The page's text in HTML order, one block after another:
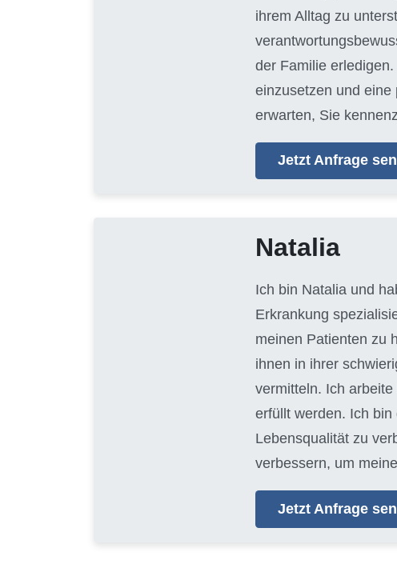
ihrem Alltag zu
der Familie
einzusetzen und eine
erwarten, Sie
Jetzt Anfrage
Natalia
Ich bin Natalia und
Erkrankung
meinen Patienten zu
ihnen in ihrer
vermitteln. Ich
erfüllt werden. Ich
Lebensqualität zu
verbessern, um
Jetzt Anfrage